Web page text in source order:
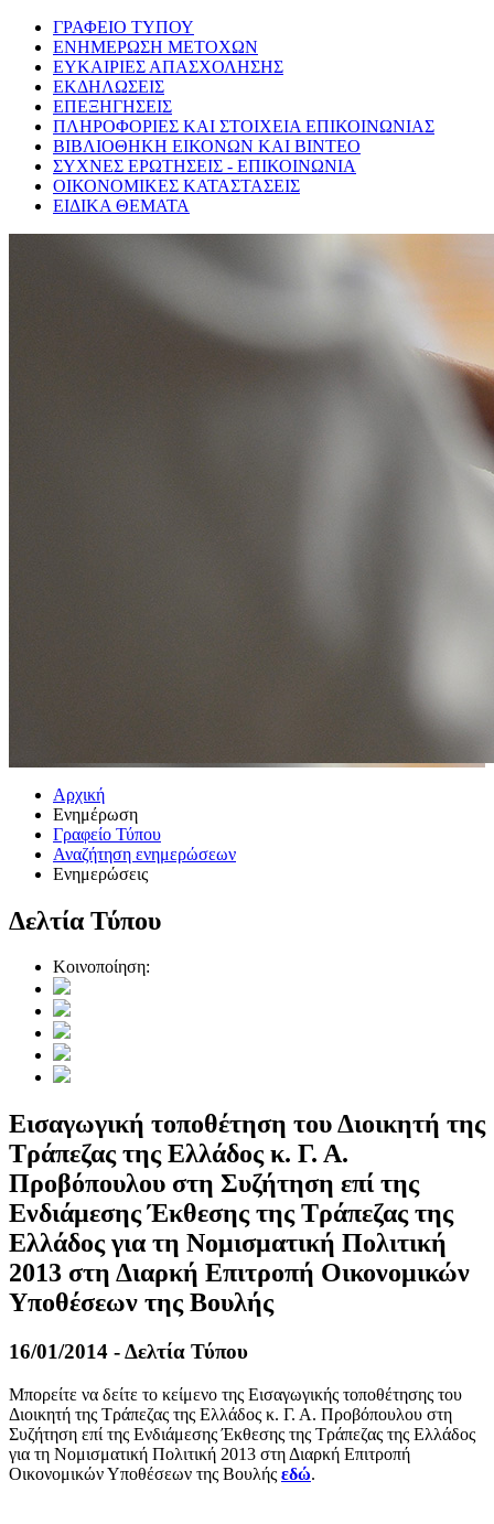
ΓΡΑΦΕΙΟ ΤΥΠΟΥ
ΕΝΗΜΕΡΩΣΗ ΜΕΤΟΧΩΝ
ΕΥΚΑΙΡΙΕΣ ΑΠΑΣΧΟΛΗΣΗΣ
ΕΚΔΗΛΩΣΕΙΣ
ΕΠΕΞΗΓΗΣΕΙΣ
ΠΛΗΡΟΦΟΡΙΕΣ ΚΑΙ ΣΤΟΙΧΕΙΑ ΕΠΙΚΟΙΝΩΝΙΑΣ
ΒΙΒΛΙΟΘΗΚΗ ΕΙΚΟΝΩΝ ΚΑΙ ΒΙΝΤΕΟ
ΣΥΧΝΕΣ ΕΡΩΤΗΣΕΙΣ - ΕΠΙΚΟΙΝΩΝΙΑ
ΟΙΚΟΝΟΜΙΚΕΣ ΚΑΤΑΣΤΑΣΕΙΣ
ΕΙΔΙΚΑ ΘΕΜΑΤΑ
Αρχική
Ενημέρωση
Γραφείο Τύπου
Αναζήτηση ενημερώσεων
Ενημερώσεις
Δελτία Τύπου
Κοινοποίηση:
Εισαγωγική τοποθέτηση του Διοικητή της
Τράπεζας της Ελλάδος κ. Γ. Α.
Προβόπουλου στη Συζήτηση επί της
Ενδιάμεσης Έκθεσης της Τράπεζας της
Ελλάδος για τη Νομισματική Πολιτική
2013 στη Διαρκή Επιτροπή Οικονομικών
Υποθέσεων της Βουλής
16/01/2014 - Δελτία Τύπου
Μπορείτε να δείτε το κείμενο της Εισαγωγικής τοποθέτησης του
Διοικητή της Τράπεζας της Ελλάδος κ. Γ. Α. Προβόπουλου στη
Συζήτηση επί της Ενδιάμεσης Έκθεσης της Τράπεζας της Ελλάδος
για τη Νομισματική Πολιτική 2013 στη Διαρκή Επιτροπή
Οικονομικών Υποθέσεων της Βουλής εδώ.